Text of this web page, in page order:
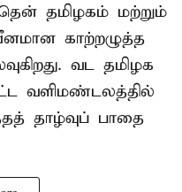
தமிழகம் மற்றும்
காற்றழுத்த
வட தமிழக
வளிமண்டலத்தில்
தாழ்வுப் பாதை